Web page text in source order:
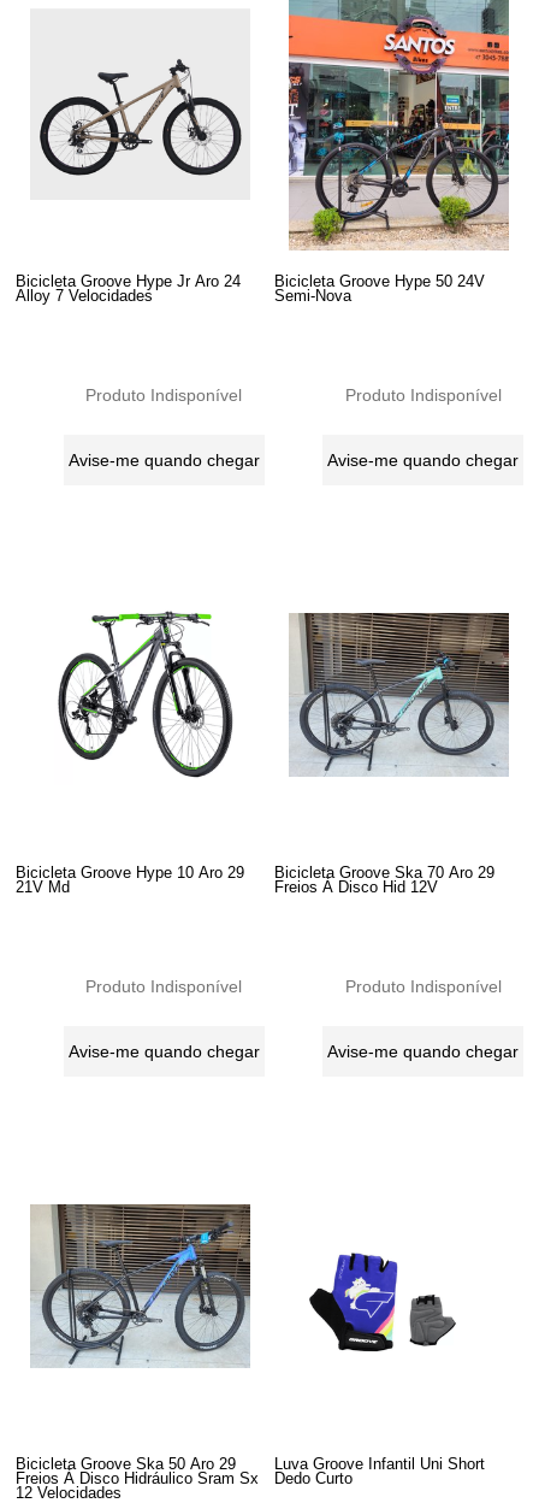
Bicicleta Groove Hype Jr Aro 24
Alloy 7 Velocidades
Produto Indisponível
Avise-me quando chegar
Bicicleta Groove Hype 50 24V
Semi-Nova
Produto Indisponível
Avise-me quando chegar
Bicicleta Groove Hype 10 Aro 29
21V Md
Produto Indisponível
Avise-me quando chegar
Bicicleta Groove Ska 70 Aro 29
Freios À Disco Hid 12V
Produto Indisponível
Avise-me quando chegar
Bicicleta Groove Ska 50 Aro 29
Freios À Disco Hidráulico Sram Sx
12 Velocidades
Luva Groove Infantil Uni Short
Dedo Curto